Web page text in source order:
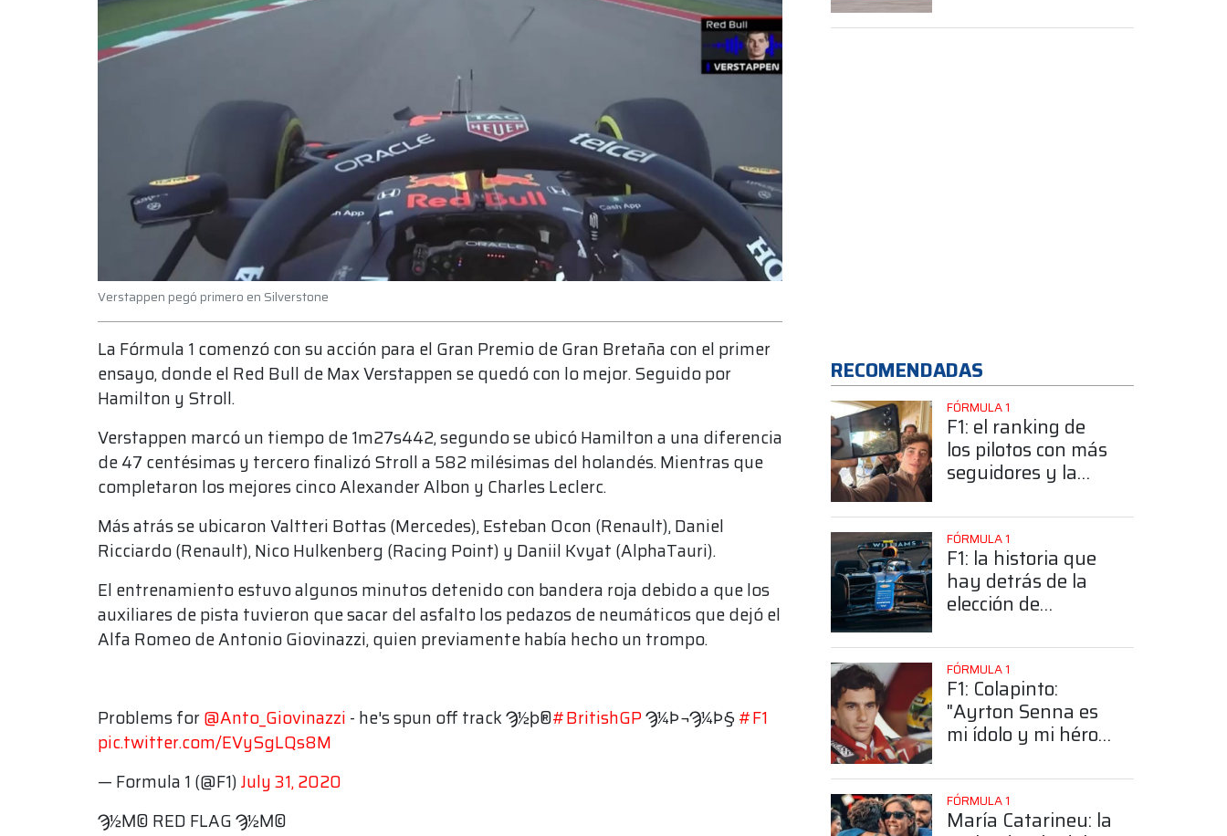
Verstappen pegó primero en Silverstone
La Fórmula 1 comenzó con su acción para el Gran Premio de Gran Bretaña con el primer
ensayo, donde el Red Bull de Max Verstappen se quedó con lo mejor. Seguido por
Hamilton y Stroll.
Verstappen marcó un tiempo de 1m27s442, segundo se ubicó Hamilton a una diferencia
de 47 centésimas y tercero finalizó Stroll a 582 milésimas del holandés. Mientras que
completaron los mejores cinco Alexander Albon y Charles Leclerc.
Más atrás se ubicaron Valtteri Bottas (Mercedes), Esteban Ocon (Renault), Daniel
Ricciardo (Renault), Nico Hulkenberg (Racing Point) y Daniil Kvyat (AlphaTauri).
El entrenamiento estuvo algunos minutos detenido con bandera roja debido a que los
auxiliares de pista tuvieron que sacar del asfalto los pedazos de neumáticos que dejó el
Alfa Romeo de Antonio Giovinazzi, quien previamente había hecho un trompo.
Problems for@Anto_Giovinazzi - he's spun off track Ϡ½ϸ®#BritishGPϠ¼Ϸ¬Ϡ¼Ϸ§#F1
pic.twitter.com/EVySgLQs8M
— Formula 1 (@F1)July 31, 2020
Ϡ½Ϻ© RED FLAG Ϡ½Ϻ©
Barcelona
RECOMENDADAS
FÓRMULA 1
F1: el ranking de
los pilotos con más
seguidores y la
posición de
Colapinto
FÓRMULA 1
F1: la historia que
hay detrás de la
elección de
número 43
FÓRMULA 1
F1: Colapinto:
"Ayrton Senna es
mi ídolo y mi héroe
FÓRMULA 1
María Catarineu: la